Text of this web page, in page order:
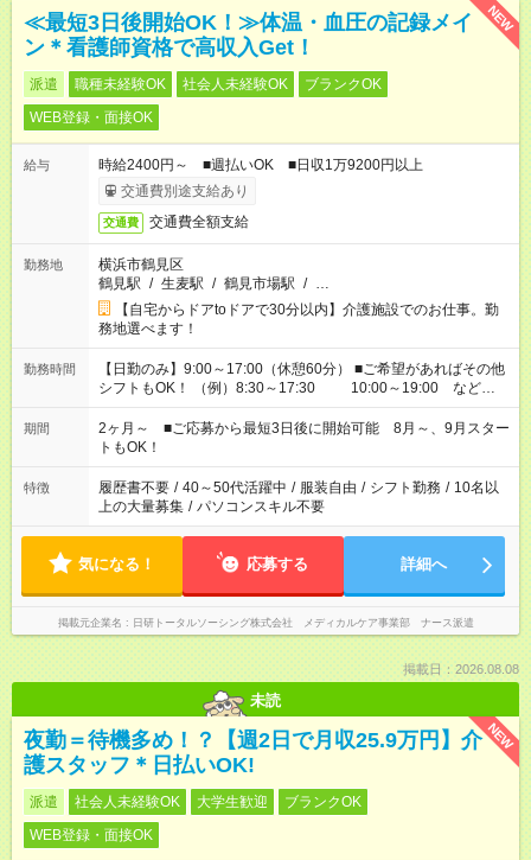
NEW
≪最短3日後開始OK！≫体温・血圧の記録メイ
ン＊看護師資格で高収入Get！
派遣 職種未経験OK 社会人未経験OK
ブランクOK
WEB登録・面接OK
給与
時給2400円～ ■週払いOK ■日収1万9200円以上
交通費別途支給あり
交通費 交通費全額支給
勤務地
横浜市鶴見区
鶴見駅 / 生麦駅 / 鶴見市場駅 / …
【自宅からドアtoドアで30分以内】介護施設でのお仕事。勤
務地選べます！
勤務時間
【日勤のみ】9:00～17:00（休憩60分） ■ご希望があればその他
シフトもOK！ （例）8:30～17:30 10:00～19:00 など
「家族とお休みを合わせたい」 「できれば残業はしたくない」
など、あなたのご希望に沿ったお仕事をご紹介します！ ※Wワ
ーク希望の方へ 今ご覧のお仕事で希望する勤務時間と、もう1つ
のお仕事の勤務時間。 合計で週40時間を超える場合は応募でき
ません
期間
2ヶ月～ ■ご応募から最短3日後に開始可能 8月～、9月スター
トもOK！
特徴 履歴書不要 / 40～50代活躍中 / 服装自由 / シフト勤務 / 10名以
上の大量募集 / パソコンスキル不要
気になる！ 応募する 詳細へ
掲載元企業名 日研トータルソーシング株式会社 メディカルケア事業部 ナース派遣
掲載日：2026.08.08
未読
NEW
夜勤＝待機多め！？【週2日で月収25.9万円】介
護スタッフ＊日払いOK!
派遣 社会人未経験OK 大学生歓迎
ブランクOK
WEB登録・面接OK